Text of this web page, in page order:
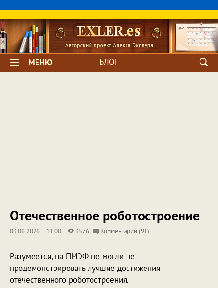
МЕНЮ БЛОГ
Отечественное роботостроение
03.06.2026 11:00 3576 Комментарии (91)
Разумеется, на ПМЭФ не могли не
продемонстрировать лучшие достижения
отечественного роботостроения.